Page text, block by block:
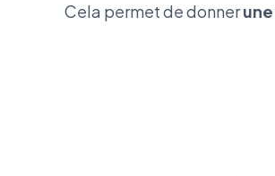
Cela permet de donner